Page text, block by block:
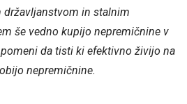
državljanstvom in stalnim
še vedno kupijo nepremičnine v
da tisti ki efektivno živijo na
nepremičnine.